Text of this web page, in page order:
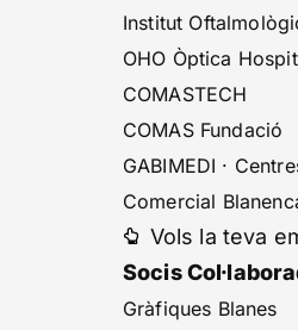
Institut
OHO Òptica
COMASTECH
COMAS Fundació
GABIMEDI ·
Comercial
Vols la teva
Socis
Gràfiques Blanes